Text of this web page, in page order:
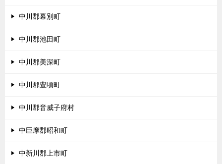
中川郡幕別町
中川郡池田町
中川郡美深町
中川郡豊頃町
中川郡音威子府村
中巨摩郡昭和町
中新川郡上市町